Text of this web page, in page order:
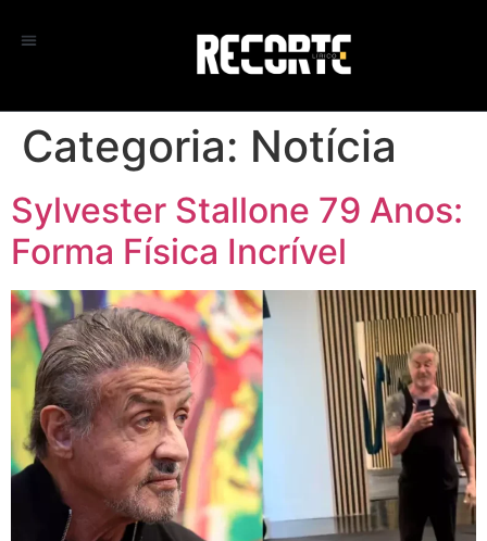
Categoria: Notícia
Sylvester Stallone 79 Anos:
Forma Física Incrível